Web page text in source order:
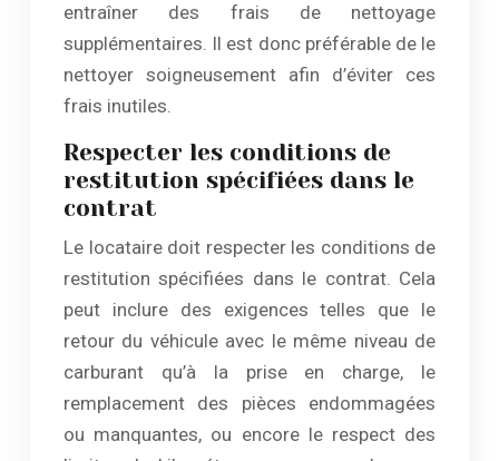
entraîner des frais de nettoyage
supplémentaires. Il est donc préférable de le
nettoyer soigneusement afin d’éviter ces
frais inutiles.
Respecter les conditions de
restitution spécifiées dans le
contrat
Le locataire doit respecter les conditions de
restitution spécifiées dans le contrat. Cela
peut inclure des exigences telles que le
retour du véhicule avec le même niveau de
carburant qu’à la prise en charge, le
remplacement des pièces endommagées
ou manquantes, ou encore le respect des